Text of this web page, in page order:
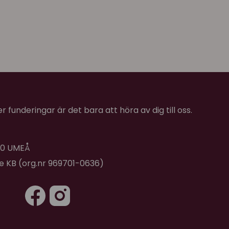
funderingar är det bara att höra av dig till oss.
UMEÅ
KB (org.nr 969701-0636)